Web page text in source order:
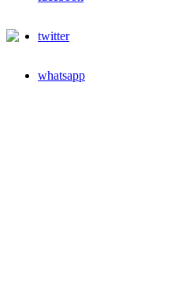
twitter
whatsapp
Arriba